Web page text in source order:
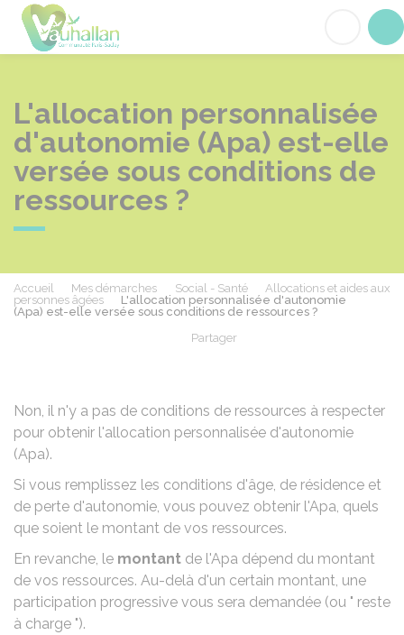
L'allocation personnalisée
d'autonomie (Apa) est-elle
versée sous conditions de
ressources ?
Accueil Mes démarches Social - Santé
Allocations et aides aux
personnes âgées
L'allocation personnalisée d'autonomie
(Apa) est-elle versée sous conditions de ressources ?
Partager
Non, il n'y a pas de conditions de ressources à respecter
pour obtenir l'allocation personnalisée d'autonomie
(Apa).
Si vous remplissez les conditions d'âge, de résidence et
de perte d'autonomie, vous pouvez obtenir l'Apa, quels
que soient le montant de vos ressources.
En revanche, le montant de l'Apa dépend du montant
de vos ressources. Au-delà d'un certain montant, une
participation progressive vous sera demandée (ou " reste
à charge ").